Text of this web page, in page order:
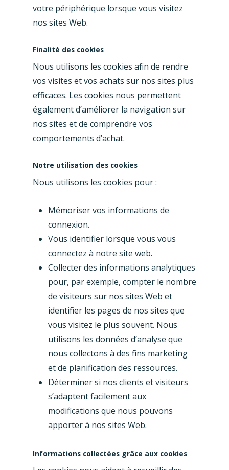
votre périphérique lorsque vous visitez
nos sites Web.
Finalité des cookies
Nous utilisons les cookies afin de rendre
vos visites et vos achats sur nos sites plus
efficaces. Les cookies nous permettent
également d’améliorer la navigation sur
nos sites et de comprendre vos
comportements d’achat.
Notre utilisation des cookies
Nous utilisons les cookies pour :
Mémoriser vos informations de
connexion.
Vous identifier lorsque vous vous
connectez à notre site web.
Collecter des informations analytiques
pour, par exemple, compter le nombre
de visiteurs sur nos sites Web et
identifier les pages de nos sites que
vous visitez le plus souvent. Nous
utilisons les données d’analyse que
nous collectons à des fins marketing
et de planification des ressources.
Déterminer si nos clients et visiteurs
s’adaptent facilement aux
modifications que nous pouvons
apporter à nos sites Web.
Informations collectées grâce aux cookies